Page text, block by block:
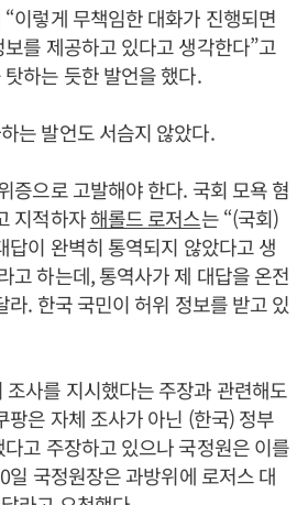
이렇게 무책임한 대화가 진행되면
를 제공하고 있다고 생각한다”고
하는 듯한 발언을 했다.
는 발언도 서슴지 않았다.
증으로 고발해야 한다. 국회 모욕 혐
지적하자해롤드 로저스는 “(국회)
답이 완벽히 통역되지 않았다고 생
고 하는데, 통역사가 제 대답을 온전
라. 한국 국민이 허위 정보를 받고 있
사를 지시했다는 주장과 관련해도
팡은 자체 조사가 아닌 (한국) 정부
고 주장하고 있으나 국정원은 이를
일 국정원장은 과방위에 로저스 대